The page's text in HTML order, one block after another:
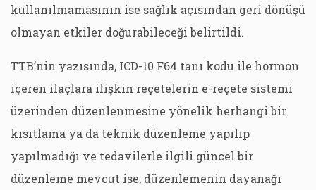
kullanılmamasının ise sağlık açısından geri dönüşü
olmayan etkiler doğurabileceği belirtildi.
TTB’nin yazısında, ICD-10 F64 tanı kodu ile hormon
içeren ilaçlara ilişkin reçetelerin e-reçete sistemi
üzerinden düzenlenmesine yönelik herhangi bir
kısıtlama ya da teknik düzenleme yapılıp
yapılmadığı ve tedavilerle ilgili güncel bir
düzenleme mevcut ise, düzenlemenin dayanağı